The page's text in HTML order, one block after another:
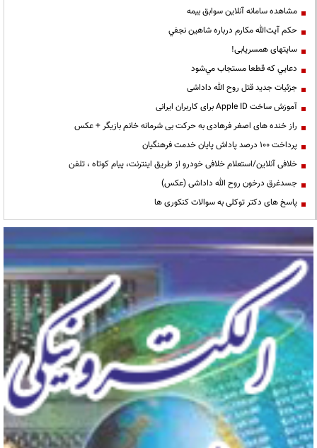
مشاهده سامانه آنلاين سوابق بیمه
حكم آيت‌الله مكارم درباره شاهين نجفي
سایتهای همسریابی!
دعايي كه قطعا مستجاب مي‌شود
جزئیات جدید قتل روح الله داداشی
آموزش ساخت Apple ID برای کاربران ایرانی
راز خنده های اصغر فرهادی به حرکت بی شرمانه خانم بازیگر + عکس
پرداخت ۱۰۰ درصد پاداش پایان خدمت فرهنگیان
خلافی آنلاین/استعلام خلافی خودرو از طریق اینترنت، پیام کوتاه ، تلفن
جسدغرق درخون روح الله داداشی (عکس)
پاسخ های دکتر توکلی به سوالات کنکوری ها